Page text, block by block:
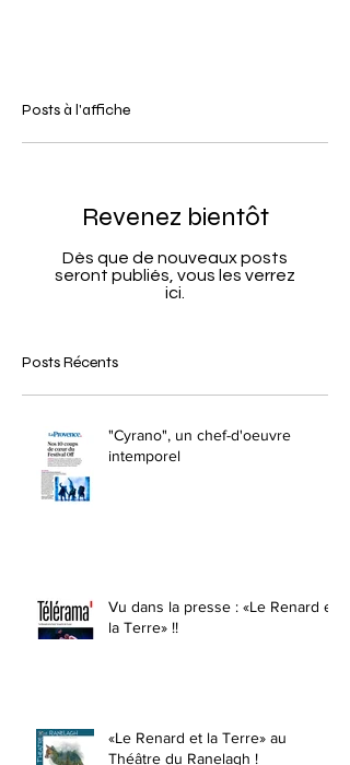
Posts à l'affiche
Revenez bientôt
Dès que de nouveaux posts
seront publiés, vous les verrez
ici.
Posts Récents
"Cyrano", un chef-d'oeuvre
intemporel
Vu dans la presse : «Le Renard et
la Terre» !!
«Le Renard et la Terre» au
Théâtre du Ranelagh !